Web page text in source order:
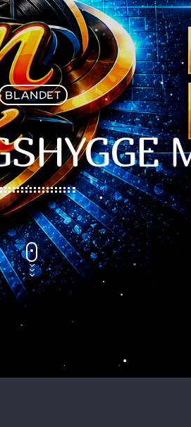
STINESEN
RADIO STINESEN
PERSONOPLYSNINGER?
PUBCRAWL M/JOHNSON
FYRAFTEN M/SMUKLINGEN
BLANDET